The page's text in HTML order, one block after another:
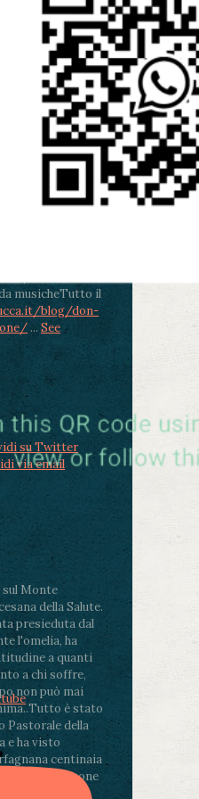
- Lucca, Scuola
Castruccio
murales in
dal Liceo
ore 18 - Fiano
- Messa in
da mons.
ore 20.30 -
Cippo di don
in alcuni
alle ore
conclusione al
Durante le
musicheTutto il
blog/don-
... See
su Twitter
via email
sul Monte
della Salute.
presieduta dal
l'omelia, ha
a quanti
a chi soffre,
non può mai
.Tutto è stato
Pastorale della
e ha visto
centinaia
e persone